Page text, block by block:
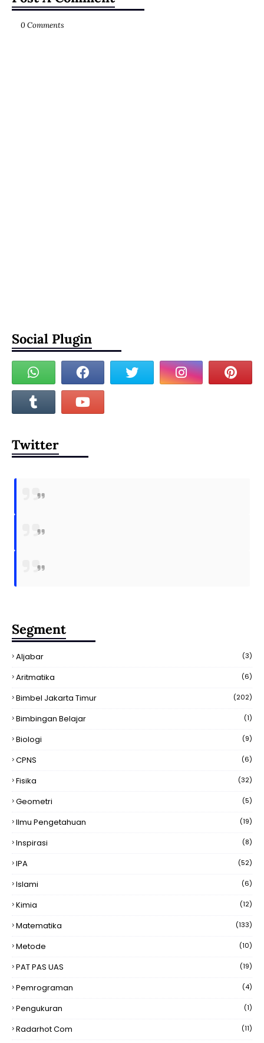
0 Comments
Social Plugin
Twitter
Segment
Aljabar (3)
Aritmatika (6)
Bimbel Jakarta Timur (202)
Bimbingan Belajar (1)
Biologi (9)
CPNS (6)
Fisika (32)
Geometri (5)
Ilmu Pengetahuan (19)
Inspirasi (8)
IPA (52)
Islami (6)
Kimia (12)
Matematika (133)
Metode (10)
PAT PAS UAS (19)
Pemrograman (4)
Pengukuran (1)
Radarhot Com (11)